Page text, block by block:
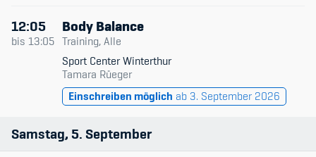
12:05
bis 13:05
Body Balance
Training, Alle
Sport Center Winterthur
Tamara Rüeger
Einschreiben möglich ab 3. September 2026
Samstag 5 September